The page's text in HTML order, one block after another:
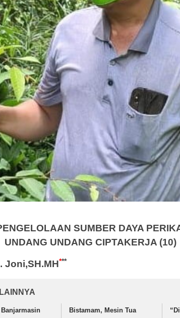
SUMBER DAYA
UNDANG UNDANG CIPTAKERJA (10)
Joni,SH.MH***
Bistamam, Mesin Tua